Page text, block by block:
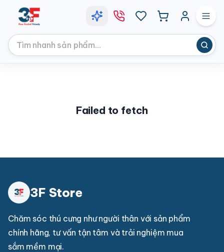
Failed to fetch
3F Store
Chăm sóc thú cưng như người thân với sản phẩm
chính hãng, tư vấn tận tâm và trải nghiệm mua
sắm mềm mại.